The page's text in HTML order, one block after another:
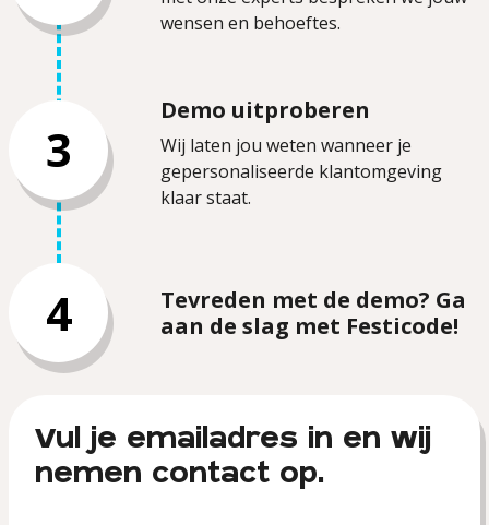
Vul je emailadres in en wij
nemen contact op.
wensen en behoeftes.
Demo uitproberen
Wij laten jou weten wanneer je
gepersonaliseerde klantomgeving
klaar staat.
3
Tevreden met de demo? Ga
aan de slag met Festicode!
4